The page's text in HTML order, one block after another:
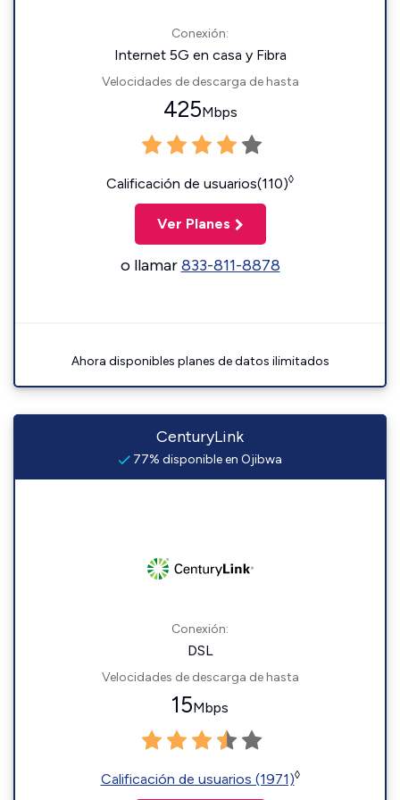
Conexión:
Internet 5G en casa y Fibra
Velocidades de descarga de hasta
425Mbps
Calificación de usuarios(110)◊
Ver Planes
o llamar833-811-8878
Ahora disponibles planes de datos ilimitados
CenturyLink
77% disponible en Ojibwa
Conexión:
DSL
Velocidades de descarga de hasta
15Mbps
Calificación de usuarios (1971)◊